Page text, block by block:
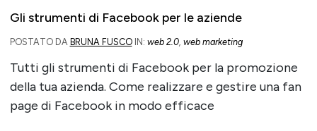
Gli strumenti di Facebook per le aziende
POSTATO DA BRUNA FUSCOIN: web 2.0, web marketing
Tutti gli strumenti di Facebook per la promozione
della tua azienda. Come realizzare e gestire una fan
page di Facebook in modo efficace